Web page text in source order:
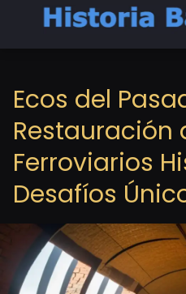
Ecos del
Restauración
Ferroviarios
Desafíos